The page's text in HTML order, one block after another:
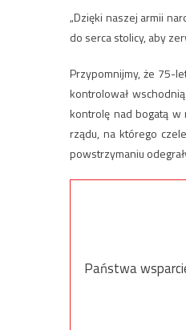
„Dzięki naszej armii
do serca stolicy, aby
Przypomnijmy, że 75-
kontrolował
kontrolę nad bogatą w
rządu, na którego
powstrzymaniu
Państwa